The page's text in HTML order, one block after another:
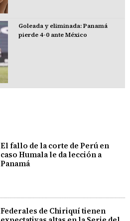
Goleada y eliminada: Panamá
pierde 4-0 ante México
El fallo de la corte de Perú en
caso Humala le da lección a
Panamá
Federales de Chiriquí tienen